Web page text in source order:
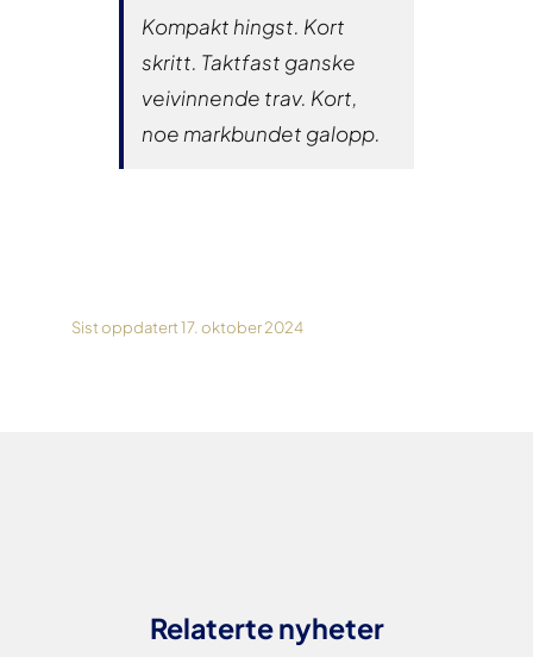
Kompakt hingst. Kort
skritt. Taktfast ganske
veivinnende trav. Kort,
noe markbundet galopp.
Sist oppdatert 17. oktober 2024
Relaterte nyheter